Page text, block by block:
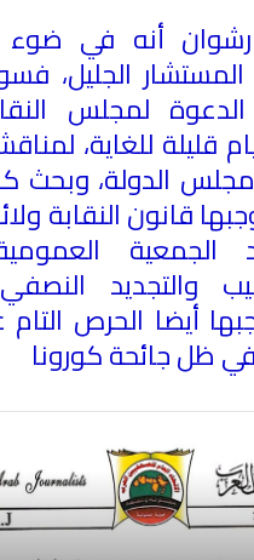
أنه في ضوء
الجليل،
الدعوة لمجلس
قليلة للغاية،
الدولة، وبحث
قانون النقابة
والتجديد
أيضا الحرص
في ظل جائحة كورونا